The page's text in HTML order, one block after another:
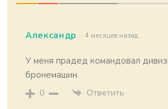
Александр 4 месяцев назад
У меня прадед командовал
бронемашин.
0 Ответить